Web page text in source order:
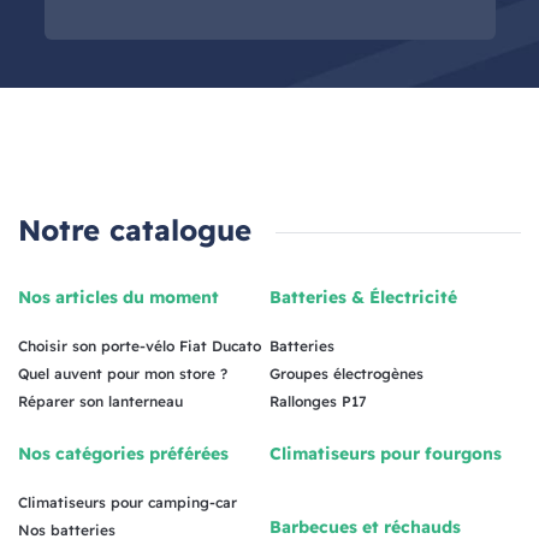
Notre catalogue
Nos articles du moment
Choisir son porte-vélo Fiat Ducato
Quel auvent pour mon store ?
Réparer son lanterneau
Nos catégories préférées
Climatiseurs pour camping-car
Nos batteries
Batteries & Électricité
Batteries
Groupes électrogènes
Rallonges P17
Climatiseurs pour fourgons
Barbecues et réchauds